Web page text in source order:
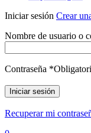
Iniciar sesión Crear
Nombre de usuario o
Contraseña *
Iniciar sesión
Recuperar mi